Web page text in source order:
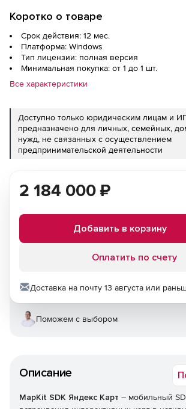
Коротко о товаре
Срок действия: 12 мес.
Платформа: Windows
Тип лицензии: полная версия
Минимальная покупка: от 1 до 1 шт.
Все характеристики
Доступно только юридическим лицам и
предназначено для личных, семейных,
нужд, не связанных с осуществлением
предпринимательской деятельности
Описание
MapKit SDK Яндекс Карт – мобильный
2 184 000 ₽
Добавить в корзину
Оплатить по счету
Доставка на почту 13 августа или
Поможем с выбором